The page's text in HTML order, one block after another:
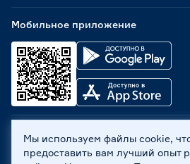
Мобильное приложение
ООО «Бауцентр Рус» 2004 -2026,
ул. А.Невского, 205. ИНН
Мы используем файлы cookie,
предоставить вам лучший опыт